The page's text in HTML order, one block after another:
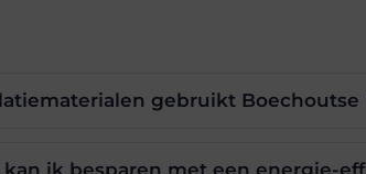
gebruikt Boechoutse
kan ik besparen met een energie-